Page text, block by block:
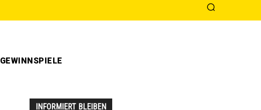
GEWINNSPIELE
INFORMIERT BLEIBEN